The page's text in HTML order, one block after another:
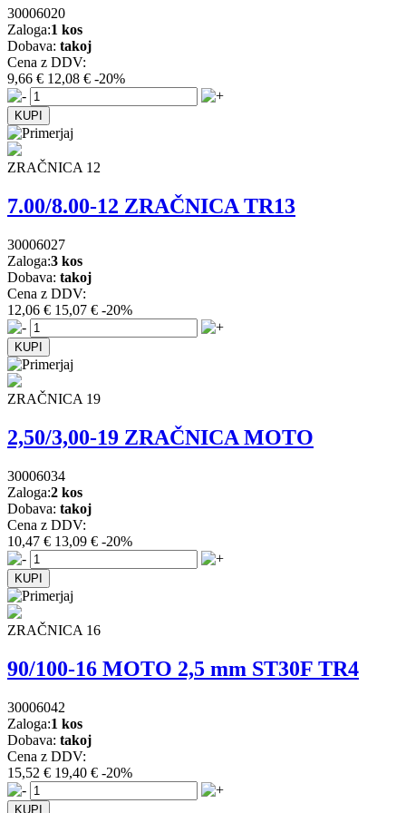
30006020
Zaloga:1 kos
Dobava: takoj
Cena z DDV:
9,66 € 12,08 € -20%
ZRAČNICA 12
7.00/8.00-12 ZRAČNICA TR13
30006027
Zaloga:3 kos
Dobava: takoj
Cena z DDV:
12,06 € 15,07 € -20%
ZRAČNICA 19
2,50/3,00-19 ZRAČNICA MOTO
30006034
Zaloga:2 kos
Dobava: takoj
Cena z DDV:
10,47 € 13,09 € -20%
ZRAČNICA 16
90/100-16 MOTO 2,5 mm ST30F TR4
30006042
Zaloga:1 kos
Dobava: takoj
Cena z DDV:
15,52 € 19,40 € -20%